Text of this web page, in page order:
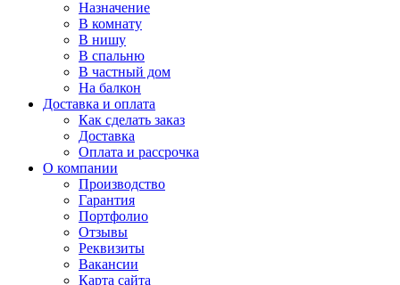
Назначение
В комнату
В нишу
В спальню
В частный дом
На балкон
Доставка и оплата
Как сделать заказ
Доставка
Оплата и рассрочка
О компании
Производство
Гарантия
Портфолио
Отзывы
Реквизиты
Вакансии
Карта сайта